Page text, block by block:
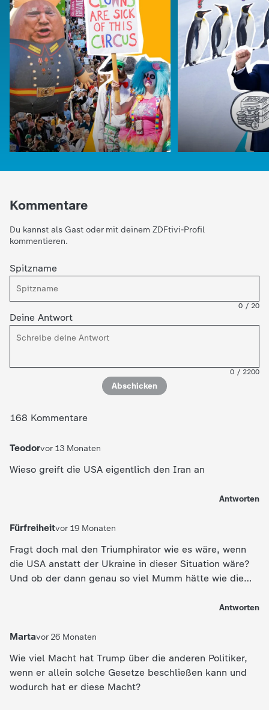
h
e
d
D
logo!:
Gemeinsam gegen Trump
Was Donald
Kommentare
Du kannst als Gast oder mit deinem ZDFtivi-Profil
kommentieren.
Spitzname
0 / 20
Deine Antwort
0 / 2200
Abschicken
168 Kommentare
Teodorvor 13 Monaten
Wieso greift die USA eigentlich den Iran an
Antworten
Fürfreiheitvor 19 Monaten
Fragt doch mal den Triumphirator wie es wäre, wenn
die USA anstatt der Ukraine in dieser Situation wäre?
Und ob der dann genau so viel Mumm hätte wie die
Antworten
Martavor 26 Monaten
Wie viel Macht hat Trump über die anderen Politiker,
wenn er allein solche Gesetze beschließen kann und
wodurch hat er diese Macht?